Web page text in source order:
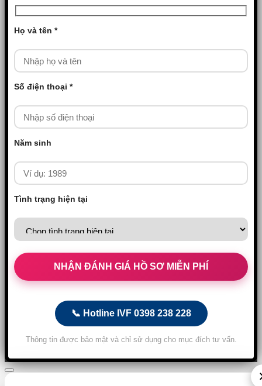
Họ và tên *
Số điện thoại *
Năm sinh
Tình trạng hiện tại
📞 Hotline IVF 0398 238 228
Thông tin được bảo mật và chỉ sử dụng cho mục đích tư vấn.